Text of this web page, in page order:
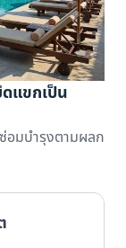
แขกเป็น
อมบำรุงตามผลก